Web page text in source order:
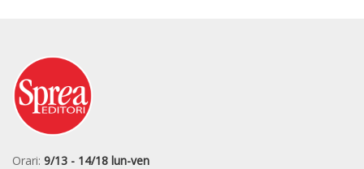
Orari: 9/13 - 14/18 lun-ven